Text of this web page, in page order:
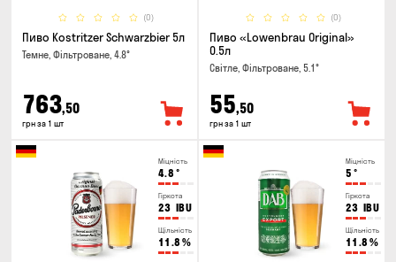
(0)
Пиво Kostritzer Schwarzbier 5л
Темне, Фільтроване, 4.8°
763,50
грн за 1 шт
(0)
Пиво «Lowenbrau Original»
0.5л
Світле, Фільтроване, 5.1°
55,50
грн за 1 шт
Міцність
4.8 °
Гіркота
23 IBU
Щільність
11.8 %
Міцність
5 °
Гіркота
23 IBU
Щільність
11.8 %